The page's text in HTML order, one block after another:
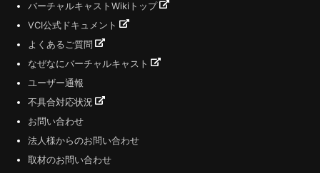
バーチャルキャストWikiトップ
VCI公式ドキュメント
よくあるご質問
なぜなにバーチャルキャスト
ユーザー通報
不具合対応状況
お問い合わせ
法人様からのお問い合わせ
取材のお問い合わせ